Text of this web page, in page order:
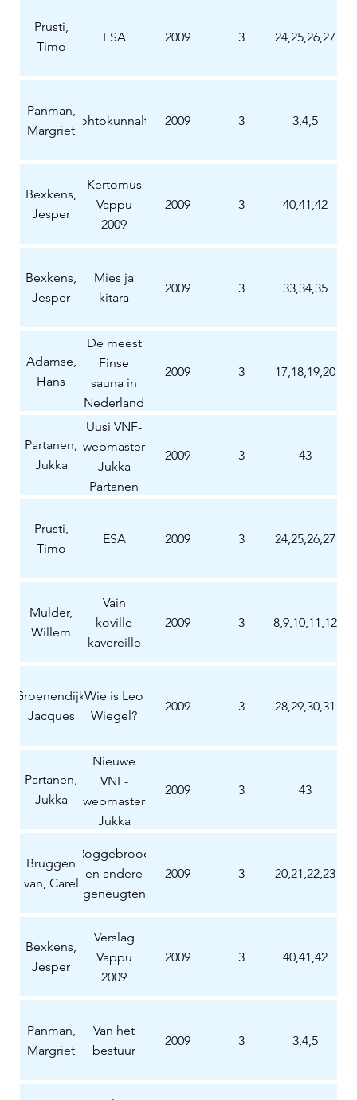
Prusti,
Timo
ESA 2009 3 24,25,26,27
Panman,
Margriet
Johtokunnalta 2009 3 3,4,5
Bexkens,
Jesper
Kertomus
Vappu
2009
2009 3 40,41,42
Bexkens,
Jesper
Mies ja
kitara
2009 3 33,34,35
Adamse,
Hans
De meest
Finse
sauna in
Nederland
2009 3 17,18,19,20
Partanen,
Jukka
Uusi VNF-
webmaster
Jukka
Partanen
2009 3 43
Prusti,
Timo
ESA 2009 3 24,25,26,27
Mulder,
Willem
Vain
koville
kavereille
2009 3 8,9,10,11,12
Groenendijk,
Jacques
Wie is Leo
Wiegel?
2009 3 28,29,30,31
Partanen,
Jukka
Nieuwe
VNF-
webmaster
Jukka
2009 3 43
Bruggen
van, Carel
Roggebrood
en andere
geneugten
2009 3 20,21,22,23
Bexkens,
Jesper
Verslag
Vappu
2009
2009 3 40,41,42
Panman,
Margriet
Van het
bestuur
2009 3 3,4,5